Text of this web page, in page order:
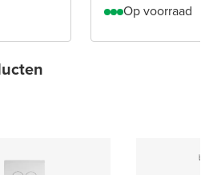
Op voorraad